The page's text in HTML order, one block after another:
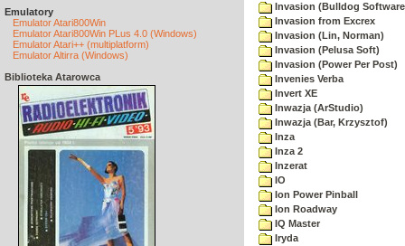
Emulatory
Emulator Atari800Win
Emulator Atari800Win PLus 4.0 (Windows)
Emulator Atari++ (multiplatform)
Emulator Altirra (Windows)
Biblioteka Atarowca
Invasion (Bulldog
Invasion from Excrex
Invasion (Lin, Norman)
Invasion (Pelusa Soft)
Invasion (Power Per Post)
Invenies Verba
Invert XE
Inwazja (ArStudio)
Inwazja (Bar, Krzysztof)
Inza
Inza 2
Inzerat
IO
Ion Power Pinball
Ion Roadway
IQ Master
Iryda